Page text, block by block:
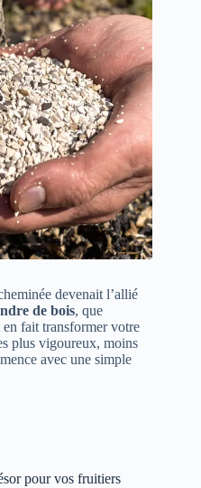
devenait l’allié
de bois, que
en fait transformer votre
plus vigoureux, moins
avec une simple
pour vos fruitiers